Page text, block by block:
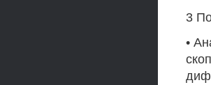
3
•